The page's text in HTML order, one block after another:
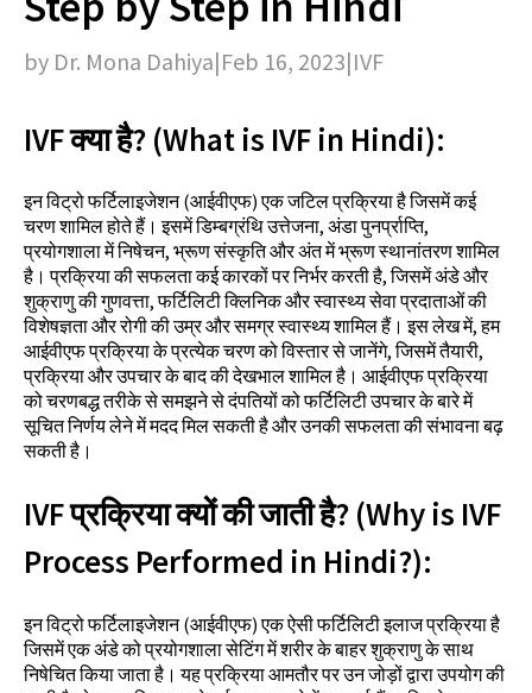
by Dr. Mona Dahiya|Feb 16, 2023|IVF
IVF क्या है? (What is IVF in Hindi):
इन विट्रो फर्टिलाइजेशन (आईवीएफ) एक जटिल प्रक्रिया है जिसमें कई
चरण शामिल होते हैं। इसमें डिम्बग्रंथि उत्तेजना, अंडा पुनर्प्राप्ति,
प्रयोगशाला में निषेचन, भ्रूण संस्कृति और अंत में भ्रूण स्थानांतरण शामिल
है। प्रक्रिया की सफलता कई कारकों पर निर्भर करती है, जिसमें अंडे और
शुक्राणु की गुणवत्ता, फर्टिलिटी क्लिनिक और स्वास्थ्य सेवा प्रदाताओं की
विशेषज्ञता और रोगी की उम्र और समग्र स्वास्थ्य शामिल हैं। इस लेख में, हम
आईवीएफ प्रक्रिया के प्रत्येक चरण को विस्तार से जानेंगे, जिसमें तैयारी,
प्रक्रिया और उपचार के बाद की देखभाल शामिल है। आईवीएफ प्रक्रिया
को चरणबद्ध तरीके से समझने से दंपतियों को फर्टिलिटी उपचार के बारे में
सूचित निर्णय लेने में मदद मिल सकती है और उनकी सफलता की संभावना बढ़
सकती है।
IVF प्रक्रिया क्यों की जाती है? (Why is IVF
Process Performed in Hindi?):
इन विट्रो फर्टिलाइजेशन (आईवीएफ) एक ऐसी फर्टिलिटी इलाज प्रक्रिया है
जिसमें एक अंडे को प्रयोगशाला सेटिंग में शरीर के बाहर शुक्राणु के साथ
निषेचित किया जाता है। यह प्रक्रिया आमतौर पर उन जोड़ों द्वारा उपयोग की